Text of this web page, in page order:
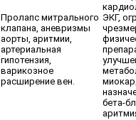
Пролапс митрального
клапана, аневризмы
аорты, аритмии,
артериальная
гипотензия,
варикозное
расширение вен.
ЭКГ,
бета-